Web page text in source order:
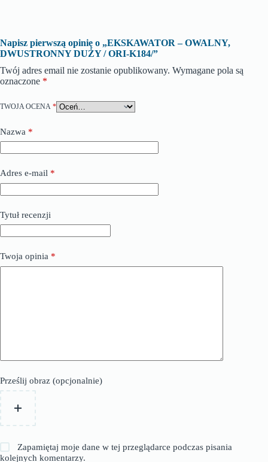
Napisz pierwszą opinię o „EKSKAWATOR – OWALNY,
DWUSTRONNY DUŻY / ORI-K184/”
Twój adres email nie zostanie opublikowany. Wymagane pola są
oznaczone *
TWOJA OCENA *
Nazwa *
Adres e-mail *
Tytuł recenzji
Twoja opinia *
Prześlij obraz (opcjonalnie)
Zapamiętaj moje dane w tej przeglądarce podczas pisania
kolejnych komentarzy.